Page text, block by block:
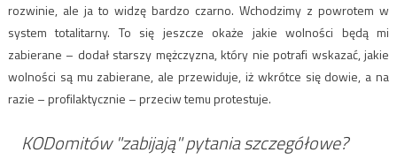
rozwinie, ale ja to widzę bardzo czarno. Wchodzimy z powrotem w
system totalitarny. To się jeszcze okaże jakie wolności będą mi
zabierane – dodał starszy mężczyzna, który nie potrafi wskazać, jakie
wolności są mu zabierane, ale przewiduje, iż wkrótce się dowie, a na
razie – profilaktycznie – przeciw temu protestuje.
KODomitów "zabijają" pytania szczegółowe?